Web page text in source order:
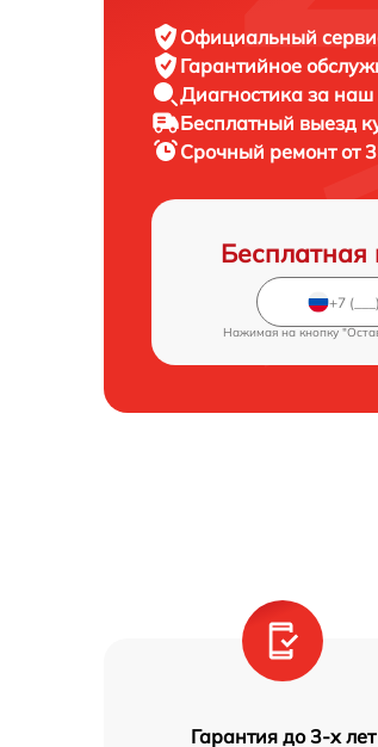
Официальный
Гарантийное
Диагностика за наш
Бесплатный выезд
Срочный ремонтот
Бесплатная
Нажимая на кнопку
Гарантия до 3-х лет